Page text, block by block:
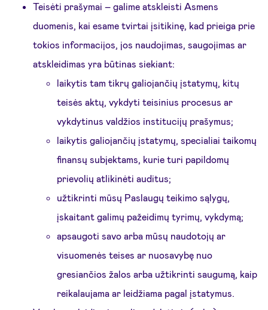
Teisėti prašymai – galime atskleisti Asmens
duomenis, kai esame tvirtai įsitikinę, kad prieiga prie
tokios informacijos, jos naudojimas, saugojimas ar
atskleidimas yra būtinas siekiant:
laikytis tam tikrų galiojančių įstatymų, kitų
teisės aktų, vykdyti teisinius procesus ar
vykdytinus valdžios institucijų prašymus;
laikytis galiojančių įstatymų, specialiai taikomų
finansų subjektams, kurie turi papildomų
prievolių atlikinėti auditus;
užtikrinti mūsų Paslaugų teikimo sąlygų,
įskaitant galimų pažeidimų tyrimų, vykdymą;
apsaugoti savo arba mūsų naudotojų ar
visuomenės teises ar nuosavybę nuo
gresiančios žalos arba užtikrinti saugumą, kaip
reikalaujama ar leidžiama pagal įstatymus.